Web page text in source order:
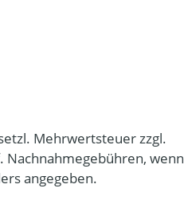
Mehrwertsteuer zzgl.
Nachnahmegebühren, wenn
angegeben.